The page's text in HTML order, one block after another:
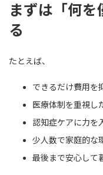
まずは「何
る
たとえば、
できるだけ費用を
医療体制を重視し
認知症ケアに力を
少人数で家庭的な
最後まで安心して